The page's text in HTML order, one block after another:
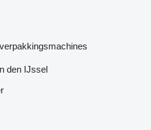
den IJssel